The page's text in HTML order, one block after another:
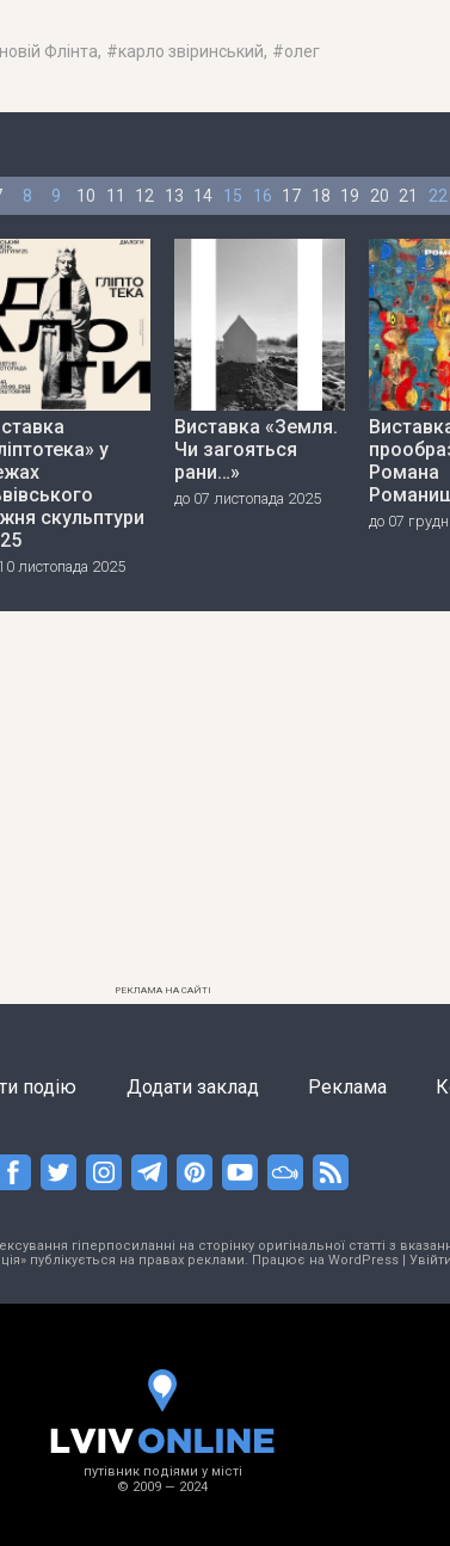
Флінта, #карло звіринський, #олег
8 9 10 11 12 13 14 15 16 17 18 19 20 21 22
у
скульптури
листопада 2025
Виставка «Земля.
Чи загояться
рани…»
до 07 листопада 2025
Романа
до 07
РЕКЛАМА НА САЙТІ
подію Додати заклад Реклама
гіперпосиланні на сторінку оригінальної статті з
публікується на правах реклами. Працює на WordPress| Увійти
путівник подіями у місті
© 2009 — 2024